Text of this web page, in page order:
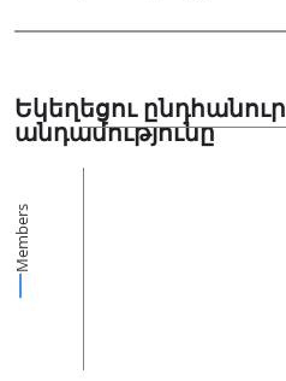
Եկեղեցու ընդհանուր
անդամությունը
Members